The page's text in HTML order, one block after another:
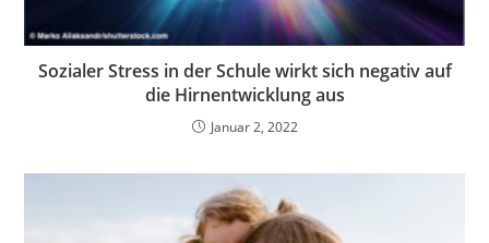
Sozialer Stress in der Schule wirkt sich negativ auf
die Hirnentwicklung aus
Januar 2, 2022